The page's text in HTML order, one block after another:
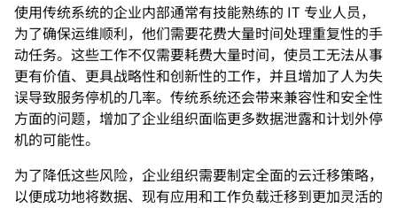
使用传统系统的企业内部通常有技能熟练的 IT 专业人员，
为了确保运维顺利，他们需要花费大量时间处理重复性的手
动任务。这些工作不仅需要耗费大量时间，使员工无法从事
更有价值、更具战略性和创新性的工作，并且增加了人为失
误导致服务停机的几率。传统系统还会带来兼容性和安全性
方面的问题，增加了企业组织面临更多数据泄露和计划外停
机的可能性。
为了降低这些风险，企业组织需要制定全面的云迁移策略，
以便成功地将数据、现有应用和工作负载迁移到更加灵活的